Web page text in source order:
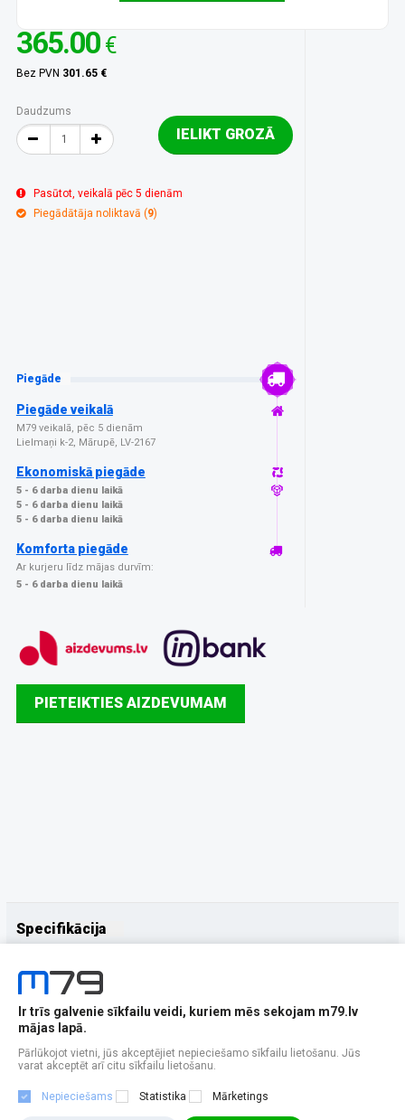
365.00 €
Bez PVN 301.65 €
Daudzums
IELIKT GROZĀ
Pasūtot, veikalā pēc 5 dienām
Piegādātāja noliktavā (9)
Piegāde
Piegāde veikalā
M79 veikalā, pēc 5 dienām
Lielmaņi k-2, Mārupē, LV-2167
Ekonomiskā piegāde
5 - 6 darba dienu laikā
5 - 6 darba dienu laikā
5 - 6 darba dienu laikā
Komforta piegāde
Ar kurjeru līdz mājas durvīm:
5 - 6 darba dienu laikā
PIETEIKTIES AIZDEVUMAM
Specifikācija
Papildus
Ir trīs galvenie sīkfailu veidi, kuriem mēs sekojam m79.lv
mājas lapā.
Pārlūkojot vietni, jūs akceptējiet nepieciešamo sīkfailu lietošanu. Jūs
varat akceptēt arī citu sīkfailu lietošanu.
Nepieciešams Statistika Mārketings